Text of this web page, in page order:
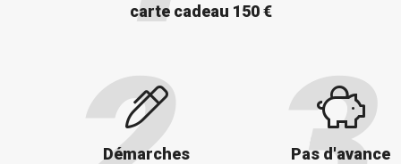
carte cadeau 150 €
Démarches
Pas d'avance